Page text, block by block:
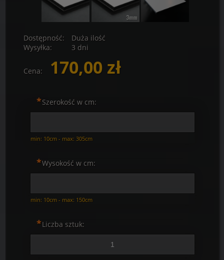
Dostępność:
Duża ilość
Wysyłka:
3 dni
Cena: 170,00 zł
*Szerokość w cm:
min: 10cm - max: 305cm
*Wysokość w cm:
min: 10cm - max: 150cm
*Liczba sztuk: